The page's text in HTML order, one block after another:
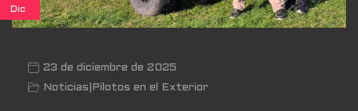
Dic
23 de diciembre de 2025
Noticias
Pilotos en el Exterior